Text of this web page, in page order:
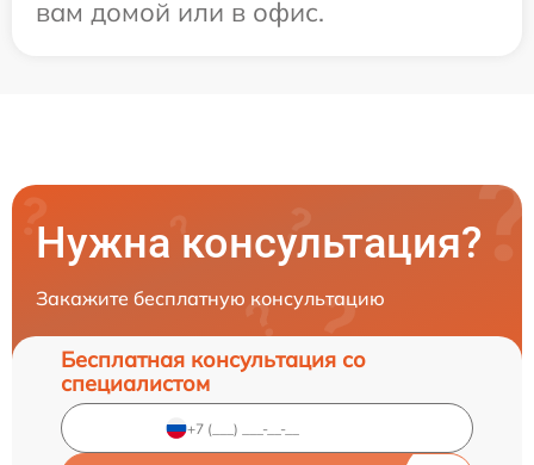
вам домой или в офис.
Нужна консультация?
Закажите бесплатную консультацию
Бесплатная консультация со
специалистом